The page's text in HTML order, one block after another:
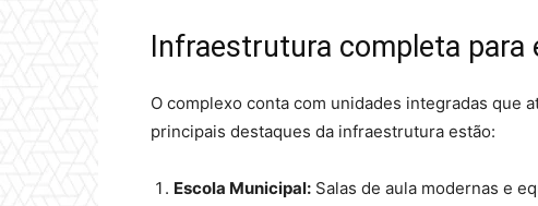
Infraestrutura completa para
O complexo conta com unidades integradas que
principais destaques da infraestrutura estão:
Escola Municipal: Salas de aula modernas e